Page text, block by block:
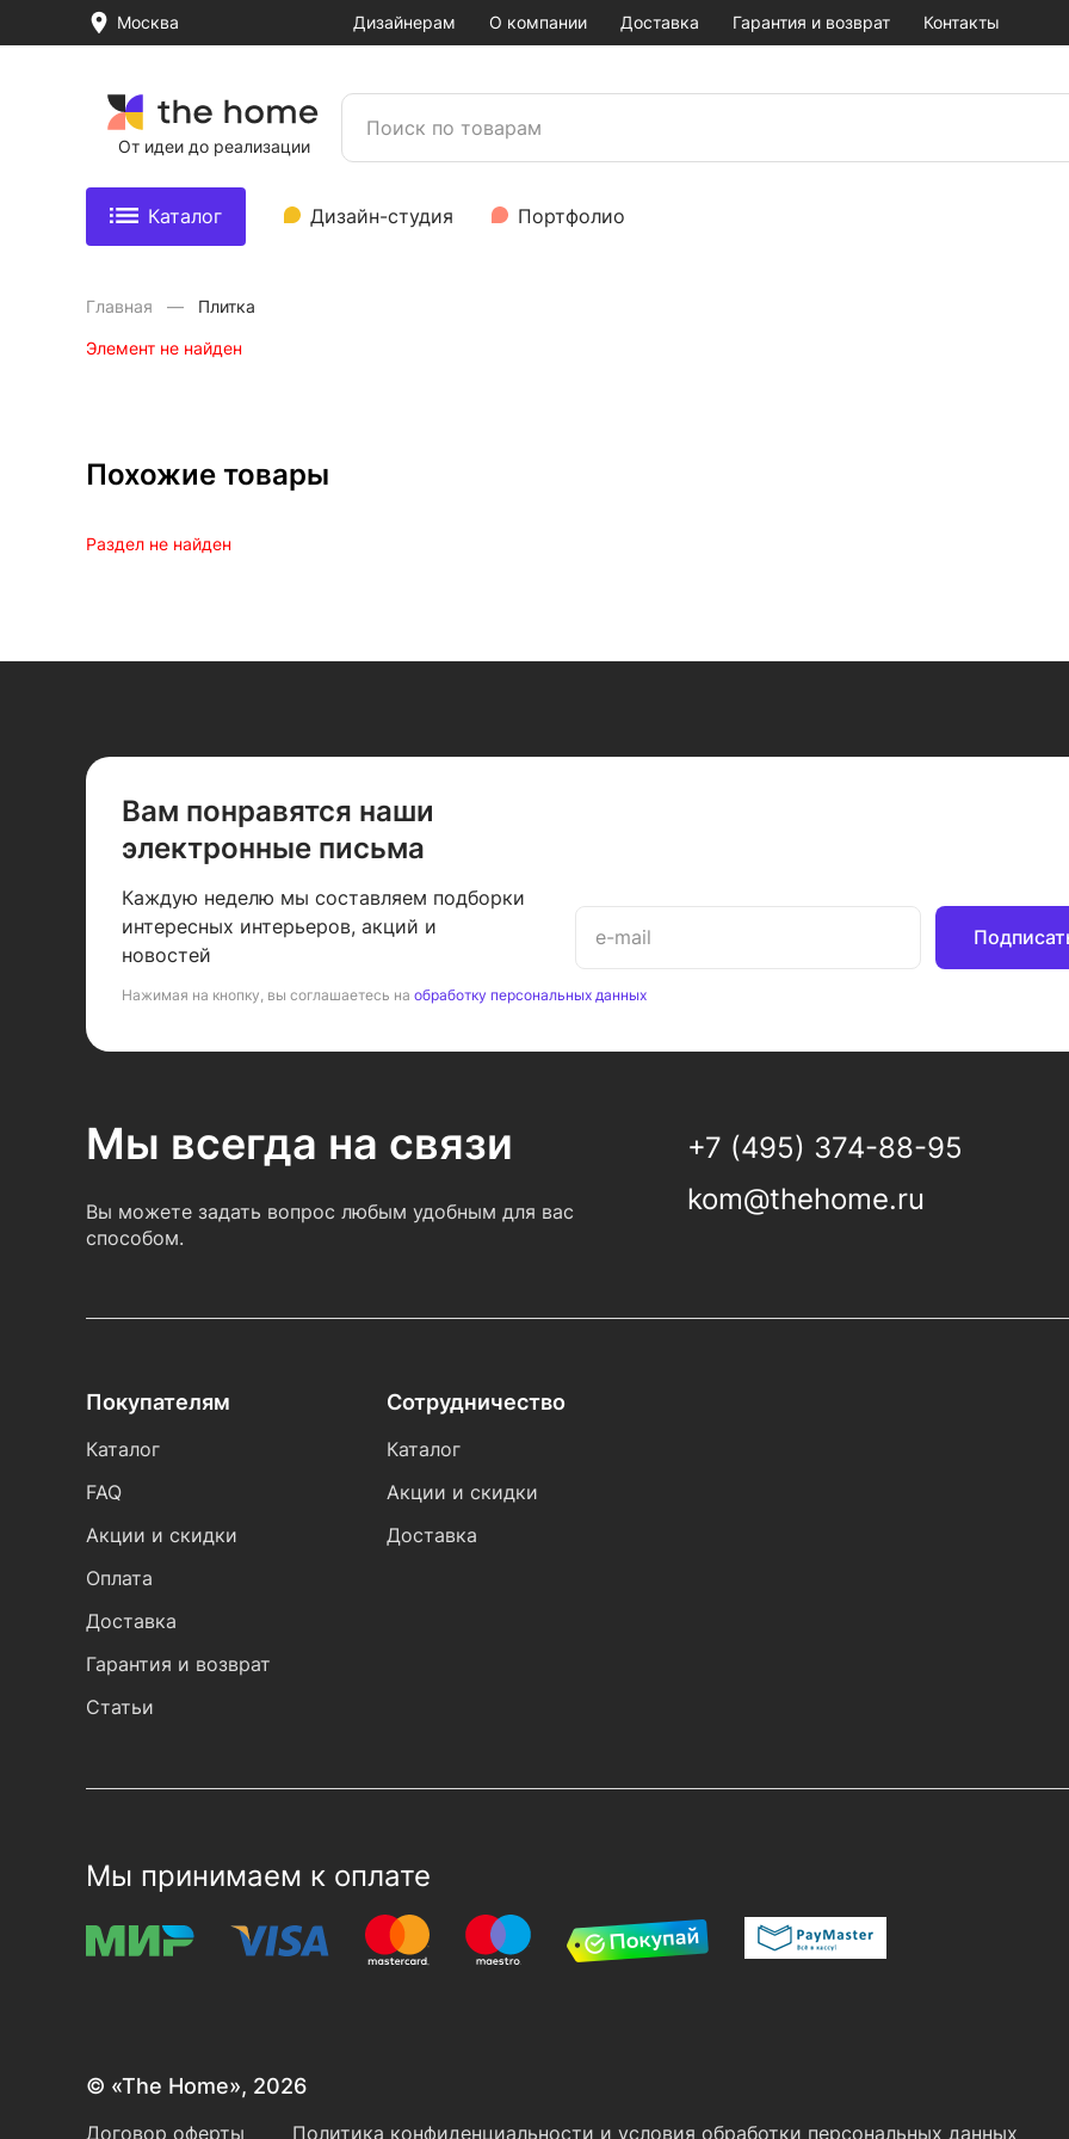
Москва Дизайнерам О компании Доставка Гарантия и возврат Контакты
От идеи до реализации
Каталог Дизайн-студия Портфолио
Главная Плитка
Элемент не найден
Похожие товары
Раздел не найден
Вам понравятся наши
электронные письма
Каждую неделю мы составляем подборки
интересных интерьеров, акций и
новостей
Нажимая на кнопку, вы соглашаетесь на обработку персональных данных
Мы всегда на связи
Вы можете задать вопрос любым удобным для вас
способом.
+7 (495) 374-88-95
kom@thehome.ru
Покупателям
Каталог
FAQ
Акции и скидки
Оплата
Доставка
Гарантия и возврат
Статьи
Сотрудничество
Каталог
Акции и скидки
Доставка
Мы принимаем к оплате
© «The Home», 2026
Договор оферты Политика конфиденциальности и условия обработки персональных данных